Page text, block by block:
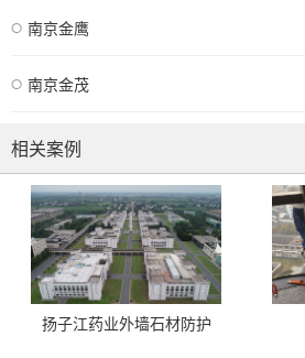
南京金鹰
南京金茂
相关案例
扬子江药业外墙石材防护